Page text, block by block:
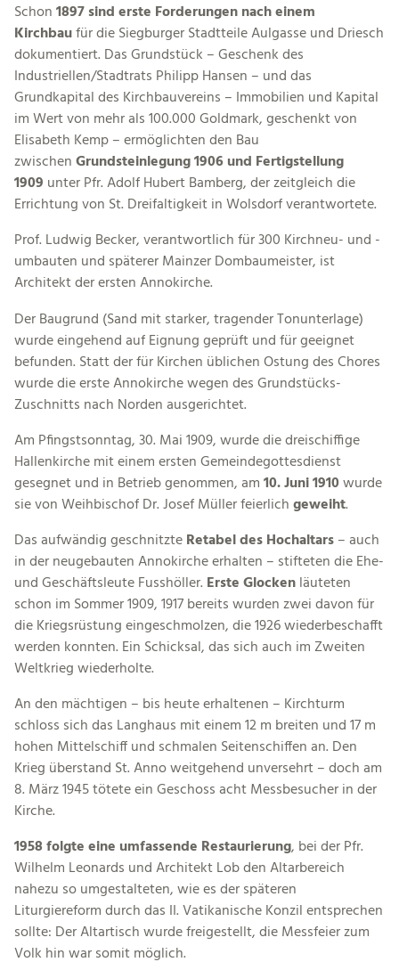
Schon1897 sind erste Forderungen nach einem
Kirchbaufür die Siegburger Stadtteile Aulgasse und Driesch
dokumentiert. Das Grundstück – Geschenk des
Industriellen/Stadtrats Philipp Hansen – und das
Grundkapital des Kirchbauvereins – Immobilien und Kapital
im Wert von mehr als 100.000 Goldmark, geschenkt von
Elisabeth Kemp – ermöglichten den Bau
zwischenGrundsteinlegung 1906 und Fertigstellung
1909 unter Pfr. Adolf Hubert Bamberg, der zeitgleich die
Errichtung von St. Dreifaltigkeit in Wolsdorf verantwortete.
Prof. Ludwig Becker, verantwortlich für 300 Kirchneu- und -
umbauten und späterer Mainzer Dombaumeister, ist
Architekt der ersten Annokirche.
Der Baugrund (Sand mit starker, tragender Tonunterlage)
wurde eingehend auf Eignung geprüft und für geeignet
befunden. Statt der für Kirchen üblichen Ostung des Chores
wurde die erste Annokirche wegen des Grundstücks-
Zuschnitts nach Norden ausgerichtet.
Am Pfingstsonntag, 30. Mai 1909, wurde die dreischiffige
Hallenkirche mit einem ersten Gemeindegottesdienst
gesegnet und in Betrieb genommen, am10. Juni 1910wurde
sie von Weihbischof Dr. Josef Müller feierlichgeweiht.
Das aufwändig geschnitzteRetabel des Hochaltars– auch
in der neugebauten Annokirche erhalten – stifteten die Ehe-
und Geschäftsleute Fusshöller. Erste Glockenläuteten
schon im Sommer 1909, 1917 bereits wurden zwei davon für
die Kriegsrüstung eingeschmolzen, die 1926 wiederbeschafft
werden konnten. Ein Schicksal, das sich auch im Zweiten
Weltkrieg wiederholte.
An den mächtigen – bis heute erhaltenen – Kirchturm
schloss sich das Langhaus mit einem 12 m breiten und 17 m
hohen Mittelschiff und schmalen Seitenschiffen an. Den
Krieg überstand St. Anno weitgehend unversehrt – doch am
8. März 1945 tötete ein Geschoss acht Messbesucher in der
Kirche.
1958 folgte eine umfassende Restaurierung, bei der Pfr.
Wilhelm Leonards und Architekt Lob den Altarbereich
nahezu so umgestalteten, wie es der späteren
Liturgiereform durch das II. Vatikanische Konzil entsprechen
sollte: Der Altartisch wurde freigestellt, die Messfeier zum
Volk hin war somit möglich.